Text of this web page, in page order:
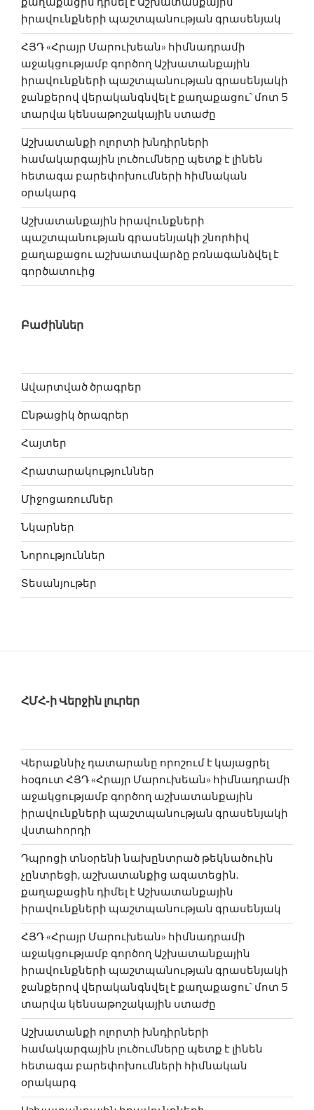
իրավունքների պաշտպանության գրասենյակ
ՀՅԴ «Հրայր Մարուխեան» հիմնադրամի
աջակցությամբ գործող Աշխատանքային
իրավունքների պաշտպանության գրասենյակի
ջանքերով վերականգնվել է քաղաքացու` մոտ 5
տարվա կենսաթոշակային ստաժը
Աշխատանքի ոլորտի խնդիրների
համակարգային լուծումները պետք է լինեն
հետագա բարեփոխում­ների հիմնական
օրակարգ
Աշխատանքային իրավունքների
պաշտպանության գրասենյակի շնորհիվ
քաղաքացու աշխատավարձը բռնագանձվել է
գործատուից
Բաժիններ
Ավարտված ծրագրեր
Ընթացիկ ծրագրեր
Հայտեր
Հրատարակություններ
Միջոցառումներ
Նկարներ
Նորություններ
Տեսանյութեր
ՀՄՀ-ի Վերջին լուրեր
Վերաքննիչ դատարանը որոշում է կայացրել
հօգուտ ՀՅԴ «Հրայր Մարուխեան» հիմնադրամի
աջակցությամբ գործող աշխատանքային
իրավունքների պաշտպանության գրասենյակի
վստահորդի
Դպրոցի տնօրենի նախընտրած թեկնածուին
չընտրեցի, աշխատանքից ազատեցին.
քաղաքացին դիմել է Աշխատանքային
իրավունքների պաշտպանության գրասենյակ
ՀՅԴ «Հրայր Մարուխեան» հիմնադրամի
աջակցությամբ գործող Աշխատանքային
իրավունքների պաշտպանության գրասենյակի
ջանքերով վերականգնվել է քաղաքացու` մոտ 5
տարվա կենսաթոշակային ստաժը
Աշխատանքի ոլորտի խնդիրների
համակարգային լուծումները պետք է լինեն
հետագա բարեփոխում­ների հիմնական
օրակարգ